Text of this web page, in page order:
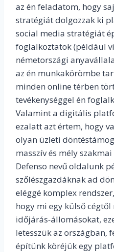
az én feladatom, hogy
stratégiát dolgozzak ki
social media stratégiát
foglalkoztatok (például
németországi
az én munkakörömbe
minden online térben
tevékenységgel én
Valamint a digitális
ezalatt azt értem, hogy
olyan üzleti
masszív és mély
Defenso nevű oldalunk
szőlészgazdáknak ad
eléggé komplex
hogy mi egy külső
időjárás-állomásokat,
letesszük az országban,
építünk köréjük egy